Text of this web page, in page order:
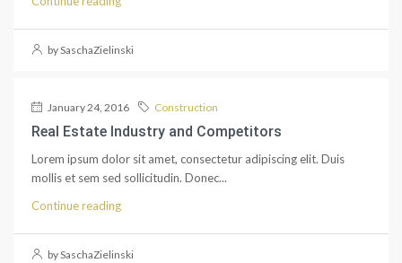
by SaschaZielinski
January 24, 2016 Construction
Real Estate Industry and Competitors
Lorem ipsum dolor sit amet, consectetur adipiscing elit. Duis
mollis et sem sed sollicitudin. Donec...
Continue reading
by SaschaZielinski